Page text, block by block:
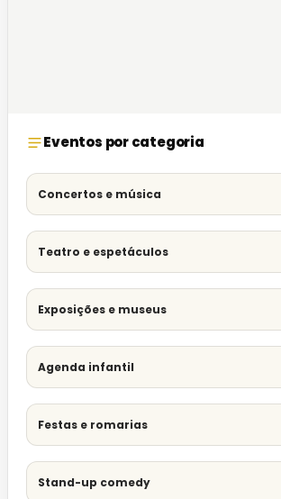
Eventos por categoria
Concertos e música
Teatro e espetáculos
Exposições e museus
Agenda infantil
Festas e romarias
Stand-up comedy